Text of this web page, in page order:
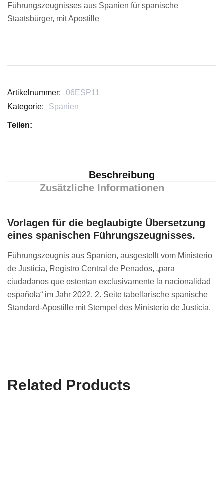
Führungszeugnisses aus Spanien für spanische
Staatsbürger, mit Apostille
Artikelnummer:
06ESP11
Kategorie:
Spanien
Teilen:
Beschreibung
Zusätzliche Informationen
Vorlagen für die beglaubigte Übersetzung
eines spanischen Führungszeugnisses.
Führungszeugnis aus Spanien, ausgestellt vom Ministerio
de Justicia, Registro Central de Penados, „para
ciudadanos que ostentan exclusivamente la nacionalidad
española“ im Jahr 2022. 2. Seite tabellarische spanische
Standard-Apostille mit Stempel des Ministerio de Justicia.
Related Products